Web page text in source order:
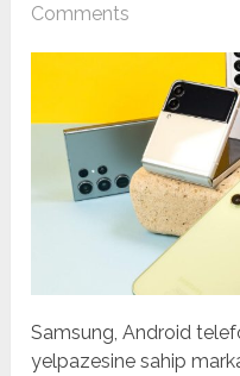
Comments
Samsung, Android
yelpazesine sahip